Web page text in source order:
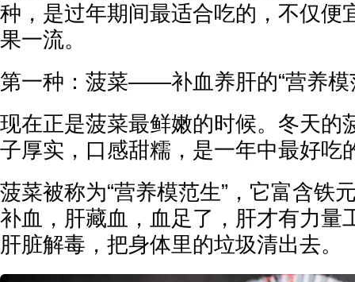
种，是过年期间最适合吃的，不仅便
果一流。
第一种：菠菜——补血养肝的“营养模
现在正是菠菜最鲜嫩的时候。冬天的
子厚实，口感甜糯，是一年中最好吃
菠菜被称为“营养模范生”，它富含铁
补血，肝藏血，血足了，肝才有力量
肝脏解毒，把身体里的垃圾清出去。